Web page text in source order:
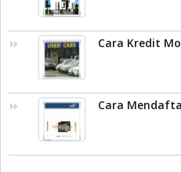
Cara Kredit
Cara